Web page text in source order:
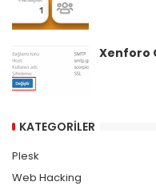
Xenforo
KATEGORILER
Plesk
Web Hacking